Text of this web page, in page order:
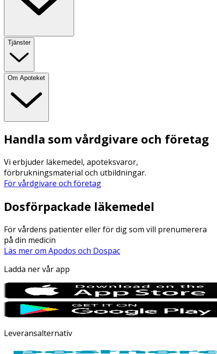
Tjänster
Om Apoteket
Handla som vårdgivare och företag
Vi erbjuder läkemedel, apoteksvaror,
förbrukningsmaterial och utbildningar.
För vårdgivare och företag
Dosförpackade läkemedel
För vårdens patienter eller för dig som vill prenumerera
på din medicin
Läs mer om Apodos och Dospac
Ladda ner vår app
Leveransalternativ